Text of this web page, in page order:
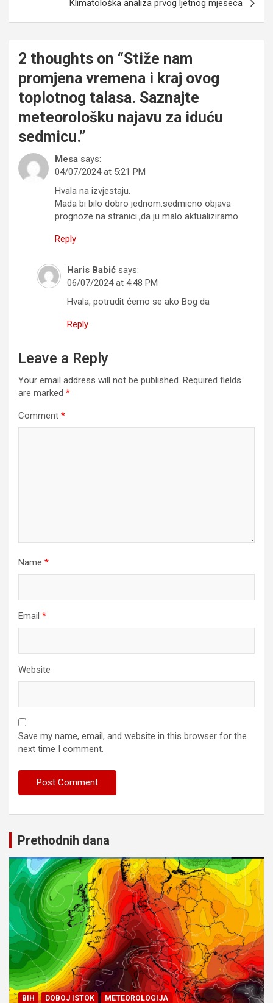
Klimatološka analiza prvog ljetnog mjeseca
2 thoughts on “Stiže nam
promjena vremena i kraj ovog
toplotnog talasa. Saznajte
meteorološku najavu za iduću
sedmicu.”
Mesa says:
04/07/2024 at 5:21 PM
Hvala na izvjestaju.
Mada bi bilo dobro jednom.sedmicno objava
prognoze na stranici.,da ju malo aktualiziramo
Reply
Haris Babić says:
06/07/2024 at 4:48 PM
Hvala, potrudit ćemo se ako Bog da
Reply
Leave a Reply
Your email address will not be published. Required fields
are marked *
Comment *
Name *
Email *
Website
Save my name, email, and website in this browser for the
next time I comment.
Prethodnih dana
BIH DOBOJ ISTOK METEOROLOGIJA